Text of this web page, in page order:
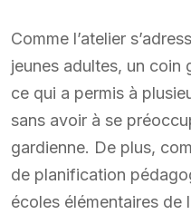
Comme l’atelier
jeunes adultes, un coin
ce qui a permis à
sans avoir à se
gardienne. De plus,
de planification
écoles élémentaires de